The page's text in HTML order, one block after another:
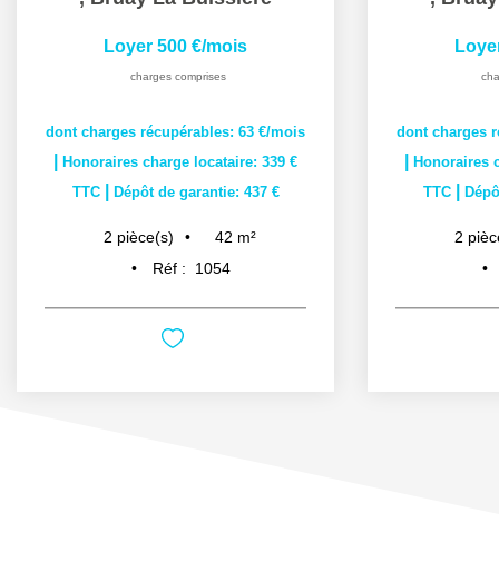
Loyer 500 €/mois
charges comprises
dont charges récupérables: 63 €/mois
Honoraires charge locataire: 339 €
TTC
Dépôt de garantie: 437 €
2 pièce(s) 42 m²
Réf :
1054
dont charges
Honoraires
TTC
2